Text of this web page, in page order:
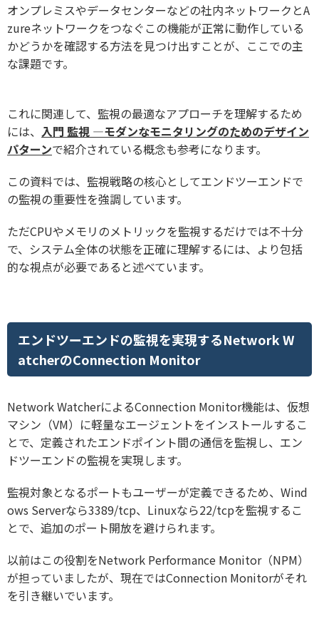
オンプレミスやデータセンターなどの社内ネットワークとA
zureネットワークをつなぐこの機能が正常に動作している
かどうかを確認する方法を見つけ出すことが、ここでの主
な課題です。
これに関連して、監視の最適なアプローチを理解するため
には、 入門 監視 ―モダンなモニタリングのためのデザイン
パターンで紹介されている概念も参考になります。
この資料では、監視戦略の核心としてエンドツーエンドで
の監視の重要性を強調しています。
ただCPUやメモリのメトリックを監視するだけでは不十分
で、システム全体の状態を正確に理解するには、より包括
的な視点が必要であると述べています。
エンドツーエンドの監視を実現するNetwork W
atcherのConnection Monitor
Network WatcherによるConnection Monitor機能は、仮想
マシン（VM）に軽量なエージェントをインストールするこ
とで、定義されたエンドポイント間の通信を監視し、エン
ドツーエンドの監視を実現します。
監視対象となるポートもユーザーが定義できるため、Wind
ows Serverなら3389/tcp、Linuxなら22/tcpを監視するこ
とで、追加のポート開放を避けられます。
以前はこの役割をNetwork Performance Monitor（NPM）
が担っていましたが、現在ではConnection Monitorがそれ
を引き継いでいます。